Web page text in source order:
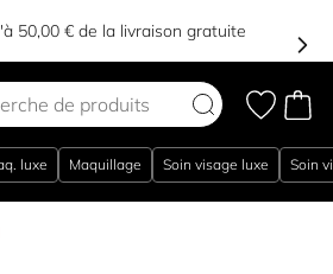
50,00 € de la livraison gratuite
luxe Maquillage Soin visage luxe Soin